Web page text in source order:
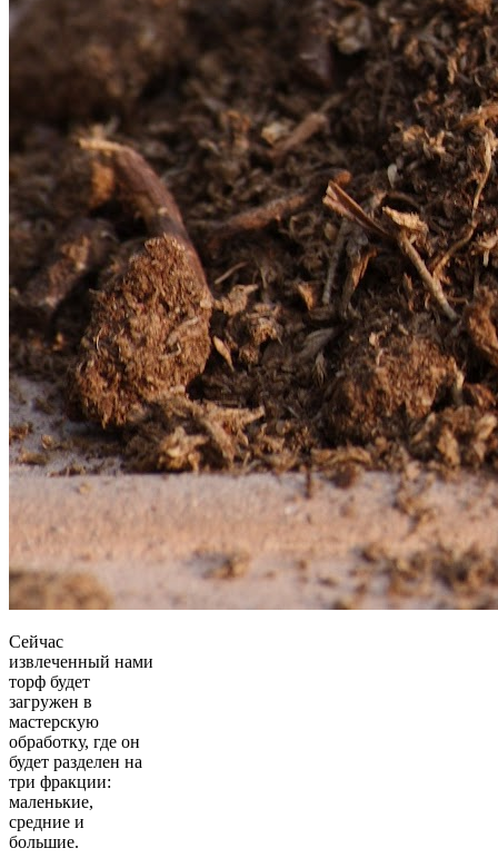
Сейчас
извлеченный нами
торф будет
загружен в
мастерскую
обработку, где он
будет разделен на
три фракции:
маленькие,
средние и
большие.